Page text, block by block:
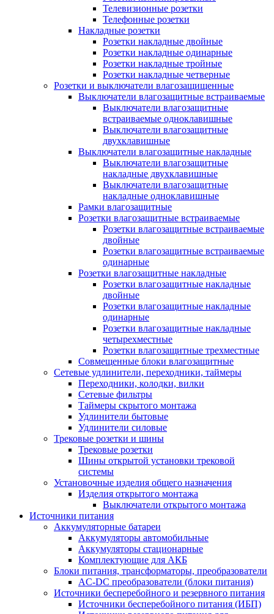
Телевизионные розетки
Телефонные розетки
Накладные розетки
Розетки накладные двойные
Розетки накладные одинарные
Розетки накладные тройные
Розетки накладные четверные
Розетки и выключатели влагозащищенные
Выключатели влагозащитные встраиваемые
Выключатели влагозащитные
встраиваемые одноклавишные
Выключатели влагозащитные
двухклавишные
Выключатели влагозащитные накладные
Выключатели влагозащитные
накладные двухклавишные
Выключатели влагозащитные
накладные одноклавишные
Рамки влагозащитные
Розетки влагозащитные встраиваемые
Розетки влагозащитные встраиваемые
двойные
Розетки влагозащитные встраиваемые
одинарные
Розетки влагозащитные накладные
Розетки влагозащитные накладные
двойные
Розетки влагозащитные накладные
одинарные
Розетки влагозащитные накладные
четырехместные
Розетки влагозащитные трехместные
Совмещенные блоки влагозащитные
Сетевые удлинители, переходники, таймеры
Переходники, колодки, вилки
Сетевые фильтры
Таймеры скрытого монтажа
Удлинители бытовые
Удлинители силовые
Трековые розетки и шины
Трековые розетки
Шины открытой установки трековой
системы
Установочные изделия общего назначения
Изделия открытого монтажа
Выключатели открытого монтажа
Источники питания
Аккумуляторные батареи
Аккумуляторы автомобильные
Аккумуляторы стационарные
Комплектующие для АКБ
Блоки питания, трансформаторы, преобразователи
AC-DC преобразователи (блоки питания)
Источники бесперебойного и резервного питания
Источники бесперебойного питания (ИБП)